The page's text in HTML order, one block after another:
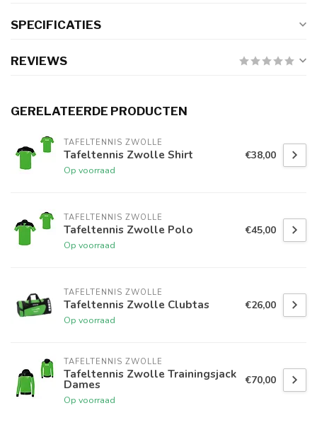
SPECIFICATIES
REVIEWS
GERELATEERDE PRODUCTEN
TAFELTENNIS ZWOLLE
Tafeltennis Zwolle Shirt
Op voorraad
€38,00
TAFELTENNIS ZWOLLE
Tafeltennis Zwolle Polo
Op voorraad
€45,00
TAFELTENNIS ZWOLLE
Tafeltennis Zwolle Clubtas
Op voorraad
€26,00
TAFELTENNIS ZWOLLE
Tafeltennis Zwolle Trainingsjack
Dames
Op voorraad
€70,00